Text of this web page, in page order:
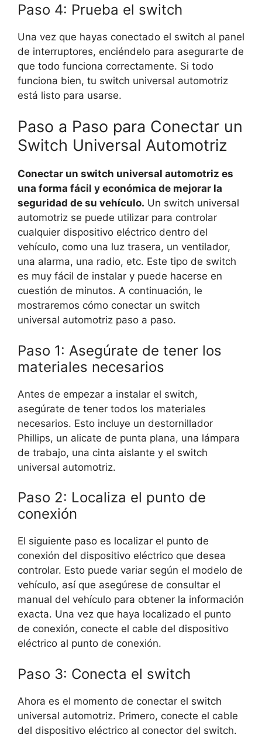
Paso 4: Prueba el switch
Una vez que hayas conectado el switch al panel
de interruptores, enciéndelo para asegurarte de
que todo funciona correctamente. Si todo
funciona bien, tu switch universal automotriz
está listo para usarse.
Paso a Paso para Conectar un
Switch Universal Automotriz
Conectar un switch universal automotriz es
una forma fácil y económica de mejorar la
seguridad de su vehículo. Un switch universal
automotriz se puede utilizar para controlar
cualquier dispositivo eléctrico dentro del
vehículo, como una luz trasera, un ventilador,
una alarma, una radio, etc. Este tipo de switch
es muy fácil de instalar y puede hacerse en
cuestión de minutos. A continuación, le
mostraremos cómo conectar un switch
universal automotriz paso a paso.
Paso 1: Asegúrate de tener los
materiales necesarios
Antes de empezar a instalar el switch,
asegúrate de tener todos los materiales
necesarios. Esto incluye un destornillador
Phillips, un alicate de punta plana, una lámpara
de trabajo, una cinta aislante y el switch
universal automotriz.
Paso 2: Localiza el punto de
conexión
El siguiente paso es localizar el punto de
conexión del dispositivo eléctrico que desea
controlar. Esto puede variar según el modelo de
vehículo, así que asegúrese de consultar el
manual del vehículo para obtener la información
exacta. Una vez que haya localizado el punto
de conexión, conecte el cable del dispositivo
eléctrico al punto de conexión.
Paso 3: Conecta el switch
Ahora es el momento de conectar el switch
universal automotriz. Primero, conecte el cable
del dispositivo eléctrico al conector del switch.